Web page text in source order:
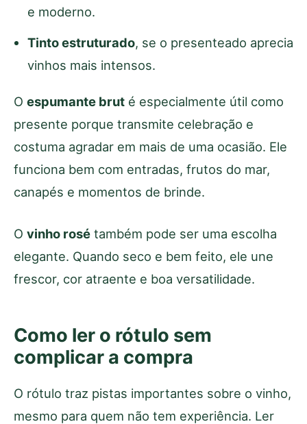
e moderno.
Tinto estruturado, se o presenteado aprecia
vinhos mais intensos.
O espumante brut é especialmente útil como
presente porque transmite celebração e
costuma agradar em mais de uma ocasião. Ele
funciona bem com entradas, frutos do mar,
canapés e momentos de brinde.
O vinho rosé também pode ser uma escolha
elegante. Quando seco e bem feito, ele une
frescor, cor atraente e boa versatilidade.
Como ler o rótulo sem
complicar a compra
O rótulo traz pistas importantes sobre o vinho,
mesmo para quem não tem experiência. Ler